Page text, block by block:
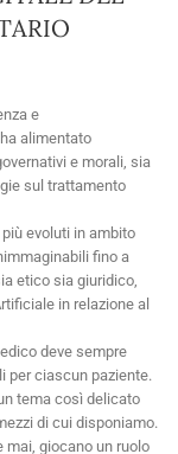
e
alimentato
e morali, sia
sul trattamento
evoluti in ambito
fino a
etico sia giuridico,
in relazione al
deve sempre
per ciascun paziente.
tema così delicato
di cui disponiamo.
mai, giocano un ruolo